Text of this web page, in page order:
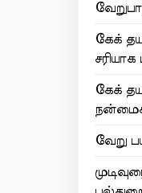
கேக்
கேக்
வேறு